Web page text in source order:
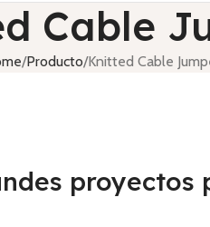
Cable
Producto Knitted Cable
proyectos